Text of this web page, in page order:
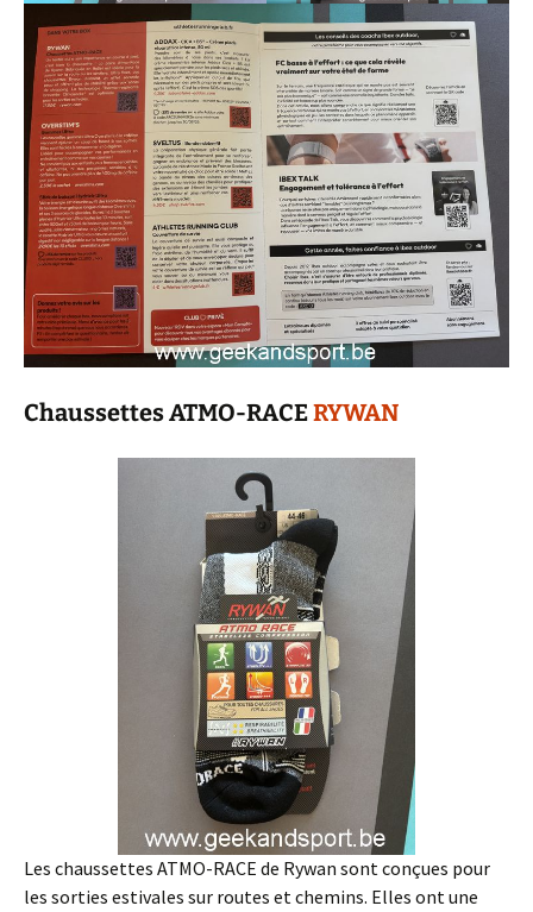
Chaussettes ATMO-RACERYWAN
Les chaussettes ATMO-RACE de Rywan sont conçues pour
les sorties estivales sur routes et chemins. Elles ont une